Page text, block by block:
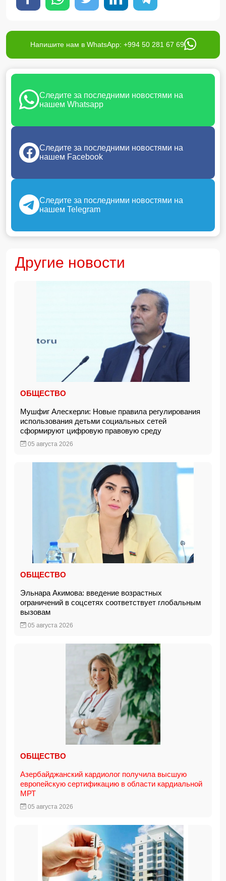
Напишите нам в WhatsApp: +994 50 281 67 69
Следите за последними новостями на
нашем Whatsapp
Следите за последними новостями на
нашем Facebook
Следите за последними новостями на
нашем Telegram
Другие новости
ОБЩЕСТВО
Мушфиг Алескерли: Новые правила регулирования
использования детьми социальных сетей
сформируют цифровую правовую среду
05 августа 2026
ОБЩЕСТВО
Эльнара Акимова: введение возрастных
ограничений в соцсетях соответствует глобальным
вызовам
05 августа 2026
ОБЩЕСТВО
Азербайджанский кардиолог получила высшую
европейскую сертификацию в области кардиальной
МРТ
05 августа 2026